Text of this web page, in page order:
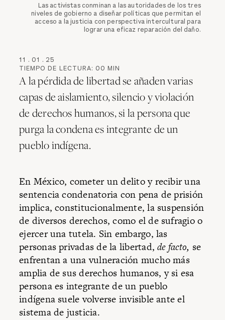
Las activistas conminan a las autoridades de los tres
niveles de gobierno a diseñar políticas que permitan el
acceso a la justicia con perspectiva intercultural para
lograr una eficaz reparación del daño.
11 . 01 . 25
TIEMPO DE LECTURA: 00 MIN
A la pérdida de libertad se añaden varias
capas de aislamiento, silencio y violación
de derechos humanos, si la persona que
purga la condena es integrante de un
pueblo indígena.
En México, cometer un delito y recibir una
sentencia condenatoria con pena de prisión
implica, constitucionalmente, la suspensión
de diversos derechos, como el de sufragio o
ejercer una tutela. Sin embargo, las
personas privadas de la libertad,de facto, se
enfrentan a una vulneración mucho más
amplia de sus derechos humanos, y si esa
persona es integrante de un pueblo
indígena suele volverse invisible ante el
sistema de justicia.